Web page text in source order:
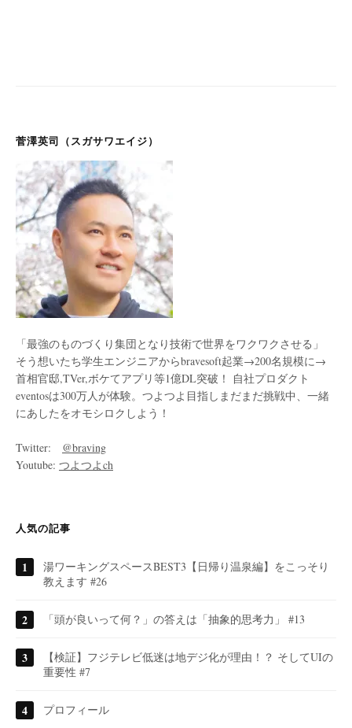
菅澤英司（スガサワエイジ）
「最強のものづくり集団となり技術で世界をワクワクさせる」
そう想いたち学生エンジニアからbravesoft起業→200名規模に→
首相官邸,TVer,ボケてアプリ等1億DL突破！ 自社プロダクト
eventosは300万人が体験。つよつよ目指しまだまだ挑戦中、一緒
にあしたをオモシロクしよう！
Twitter: @braving
Youtube: つよつよch
人気の記事
湯ワーキングスペースBEST3【日帰り温泉編】をこっそり
教えます #26
「頭が良いって何？」の答えは「抽象的思考力」 #13
【検証】フジテレビ低迷は地デジ化が理由！？ そしてUIの
重要性 #7
プロフィール